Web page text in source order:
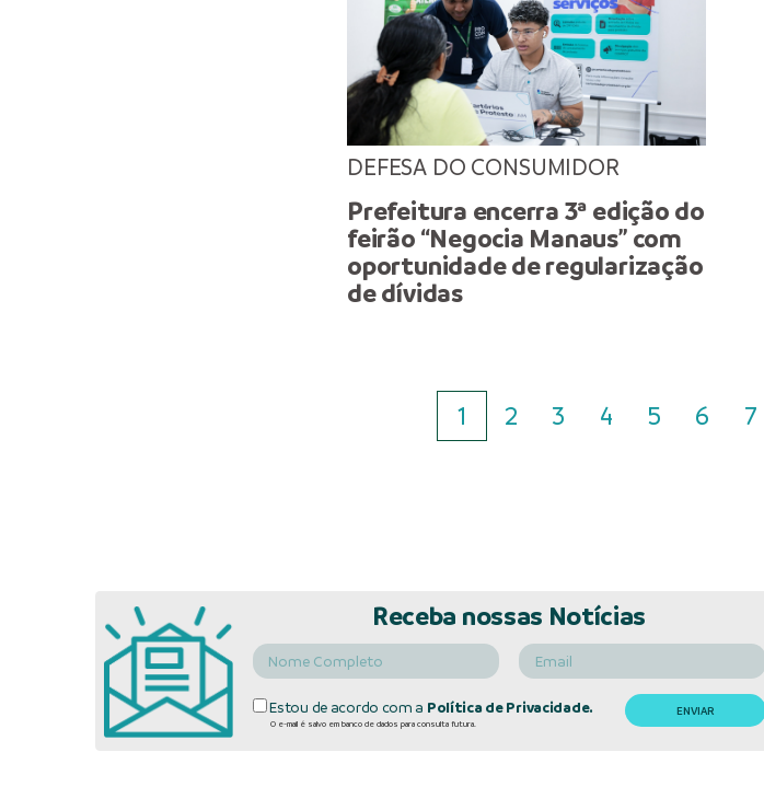
DEFESA DO CONSUMIDOR
Prefeitura encerra 3ª edição do
feirão “Negocia Manaus” com
oportunidade de regularização
de dívidas
1 2 3 4 5 6 7
Receba nossas Notícias
Estou de acordo com a Política de Privacidade.
O e-mail é salvo em banco de dados para consulta futura.